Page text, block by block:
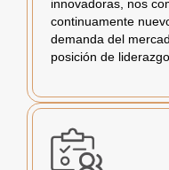
innovadoras, nos
continuamente
demanda del
posición de